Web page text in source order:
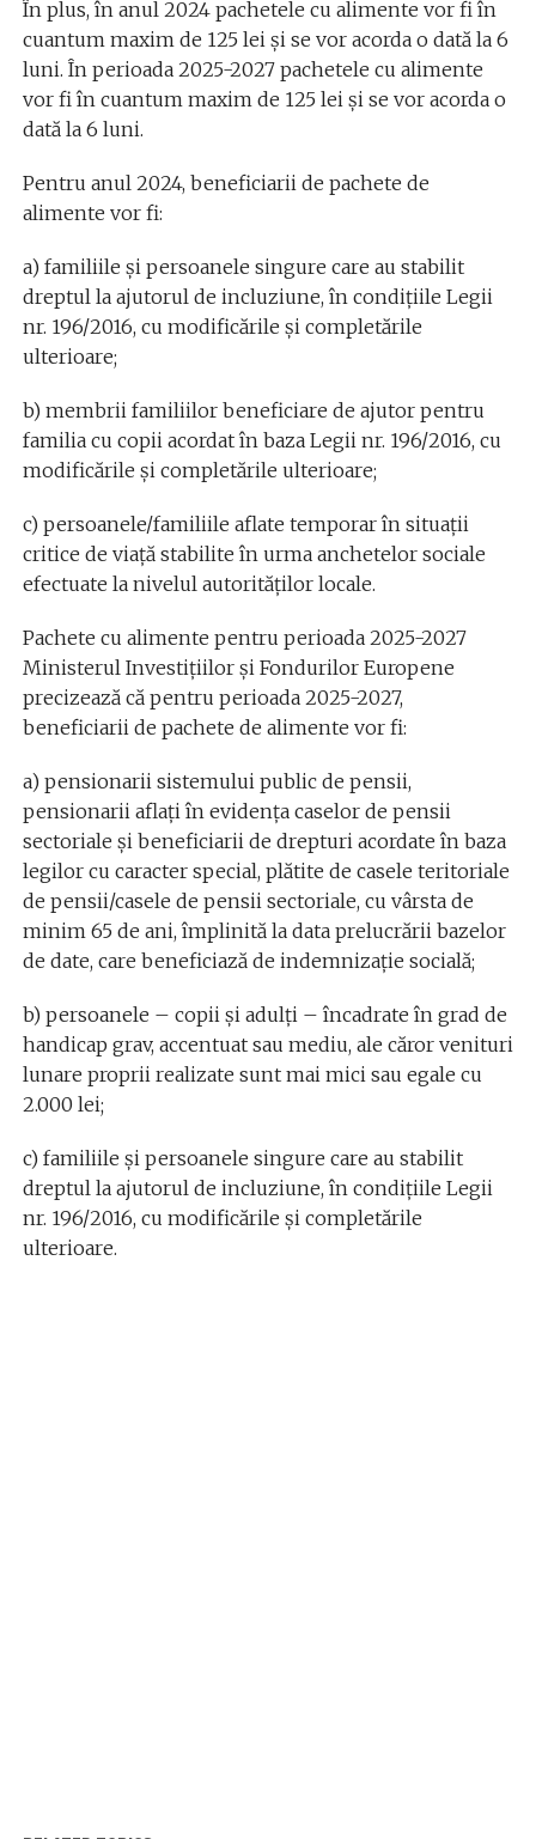
În plus, în anul 2024 pachetele cu alimente vor fi în
cuantum maxim de 125 lei şi se vor acorda o dată la 6
luni. În perioada 2025-2027 pachetele cu alimente
vor fi în cuantum maxim de 125 lei şi se vor acorda o
dată la 6 luni.
Pentru anul 2024, beneficiarii de pachete de
alimente vor fi:
a) familiile şi persoanele singure care au stabilit
dreptul la ajutorul de incluziune, în condiţiile Legii
nr. 196/2016, cu modificările şi completările
ulterioare;
b) membrii familiilor beneficiare de ajutor pentru
familia cu copii acordat în baza Legii nr. 196/2016, cu
modificările şi completările ulterioare;
c) persoanele/familiile aflate temporar în situaţii
critice de viaţă stabilite în urma anchetelor sociale
efectuate la nivelul autorităţilor locale.
Pachete cu alimente pentru perioada 2025-2027
Ministerul Investiţiilor şi Fondurilor Europene
precizează că pentru perioada 2025-2027,
beneficiarii de pachete de alimente vor fi:
a) pensionarii sistemului public de pensii,
pensionarii aflaţi în evidenţa caselor de pensii
sectoriale şi beneficiarii de drepturi acordate în baza
legilor cu caracter special, plătite de casele teritoriale
de pensii/casele de pensii sectoriale, cu vârsta de
minim 65 de ani, împlinită la data prelucrării bazelor
de date, care beneficiază de indemnizaţie socială;
b) persoanele – copii şi adulţi – încadrate în grad de
handicap grav, accentuat sau mediu, ale căror venituri
lunare proprii realizate sunt mai mici sau egale cu
2.000 lei;
c) familiile şi persoanele singure care au stabilit
dreptul la ajutorul de incluziune, în condiţiile Legii
nr. 196/2016, cu modificările şi completările
ulterioare.